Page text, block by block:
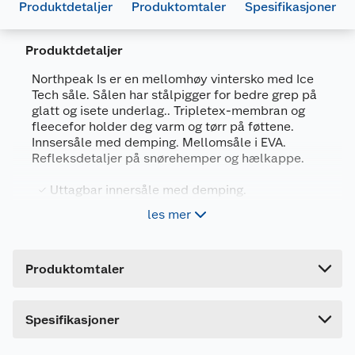
Produktdetaljer Produktomtaler Spesifikasjoner
Produktdetaljer
Northpeak Is er en mellomhøy vintersko med Ice
Tech såle. Sålen har stålpigger for bedre grep på
glatt og isete underlag.. Tripletex-membran og
fleecefor holder deg varm og tørr på føttene.
Innsersåle med demping. Mellomsåle i EVA.
Refleksdetaljer på snørehemper og hælkappe.
Uttagbar innersåle med demping.
Vanntett, foret og ventilerende
Mellomhøy overdel i nylonmesh og PU. Forsterket
les mer
Produktomtaler
Spesifikasjoner
Artikkelnummer
7025180714021
Leverandørens artikkelnummer
901DH394-4G
Størrelse